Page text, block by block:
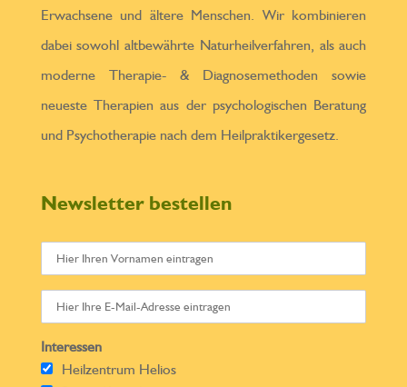
Erwachsene und ältere Menschen. Wir kombinieren
dabei sowohl altbewährte Naturheilverfahren, als auch
moderne Therapie- & Diagnosemethoden sowie
neueste Therapien aus der psychologischen Beratung
und Psychotherapie nach dem Heilpraktikergesetz.
Newsletter bestellen
Interessen
Heilzentrum Helios